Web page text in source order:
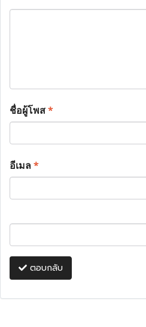
ชื่อผู้โพส*
อีเมล*
ตอบกลับ